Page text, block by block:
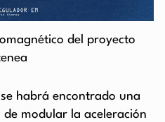
del proyecto
habrá encontrado una
modular la aceleración